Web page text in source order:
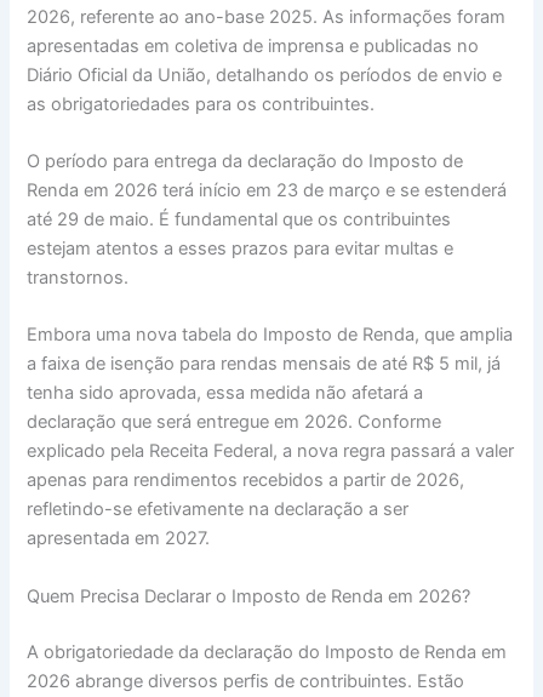
2026, referente ao ano-base 2025. As informações foram
apresentadas em coletiva de imprensa e publicadas no
Diário Oficial da União, detalhando os períodos de envio e
as obrigatoriedades para os contribuintes.
O período para entrega da declaração do Imposto de
Renda em 2026 terá início em 23 de março e se estenderá
até 29 de maio. É fundamental que os contribuintes
estejam atentos a esses prazos para evitar multas e
transtornos.
Embora uma nova tabela do Imposto de Renda, que amplia
a faixa de isenção para rendas mensais de até R$ 5 mil, já
tenha sido aprovada, essa medida não afetará a
declaração que será entregue em 2026. Conforme
explicado pela Receita Federal, a nova regra passará a valer
apenas para rendimentos recebidos a partir de 2026,
refletindo-se efetivamente na declaração a ser
apresentada em 2027.
Quem Precisa Declarar o Imposto de Renda em 2026?
A obrigatoriedade da declaração do Imposto de Renda em
2026 abrange diversos perfis de contribuintes. Estão